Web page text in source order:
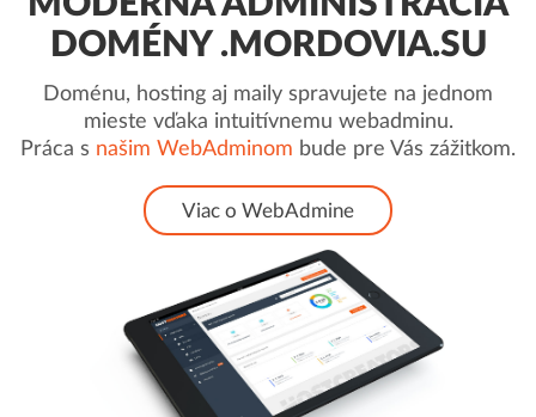
DOMÉNY .MORDOVIA.SU
Doménu, hosting aj maily spravujete na jednom
mieste vďaka intuitívnemu webadminu.
Práca s našim WebAdminom bude pre Vás zážitkom.
Viac o WebAdmine